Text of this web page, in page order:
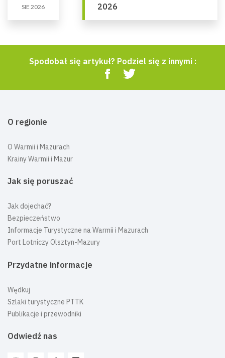
SIE 2026
2026
Spodobał się artykuł? Podziel się z innymi :
O regionie
O Warmii i Mazurach
Krainy Warmii i Mazur
Jak się poruszać
Jak dojechać?
Bezpieczeństwo
Informacje Turystyczne na Warmii i Mazurach
Port Lotniczy Olsztyn-Mazury
Przydatne informacje
Wędkuj
Szlaki turystyczne PTTK
Publikacje i przewodniki
Odwiedź nas